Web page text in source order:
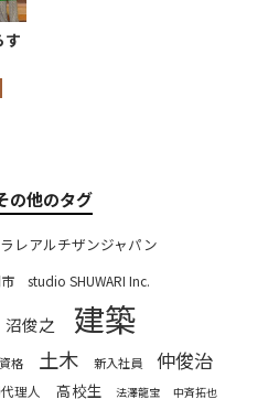
す
の他のタグ
レアルチザンジャパン
studio SHUWARI Inc.
沼俊之 建築
資格 土木 新入社員 仲俊治
理人 高校生 法澤龍宝 中斉拓也